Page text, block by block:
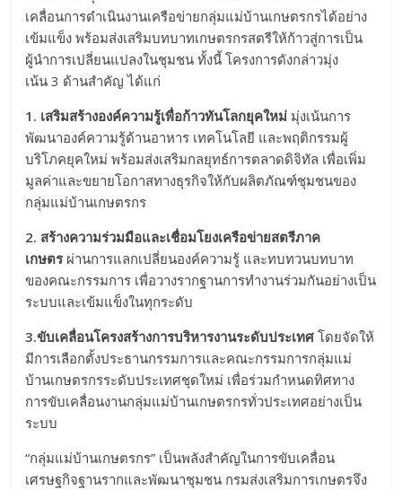
เคลื่อนการดำเนินงานเครือข่ายกลุ่มแม่บ้านเกษตรกรได้อย่าง
เข้มแข็ง พร้อมส่งเสริมบทบาทเกษตรกรสตรีให้ก้าวสู่การเป็น
ผู้นำการเปลี่ยนแปลงในชุมชน ทั้งนี้ โครงการดังกล่าวมุ่ง
เน้น 3 ด้านสำคัญ ได้แก่
1. เสริมสร้างองค์ความรู้เพื่อก้าวทันโลกยุคใหม่ มุ่งเน้นการ
พัฒนาองค์ความรู้ด้านอาหาร เทคโนโลยี และพฤติกรรมผู้
บริโภคยุคใหม่ พร้อมส่งเสริมกลยุทธ์การตลาดดิจิทัล เพื่อเพิ่ม
มูลค่าและขยายโอกาสทางธุรกิจให้กับผลิตภัณฑ์ชุมชนของ
กลุ่มแม่บ้านเกษตรกร
2. สร้างความร่วมมือและเชื่อมโยงเครือข่ายสตรีภาค
เกษตรผ่านการแลกเปลี่ยนองค์ความรู้ และทบทวนบทบาท
ของคณะกรรมการ เพื่อวางรากฐานการทำงานร่วมกันอย่างเป็น
ระบบและเข้มแข็งในทุกระดับ
3.ขับเคลื่อนโครงสร้างการบริหารงานระดับประเทศ โดยจัดให้
มีการเลือกตั้งประธานกรรมการและคณะกรรมการกลุ่มแม่
บ้านเกษตรกรระดับประเทศชุดใหม่ เพื่อร่วมกำหนดทิศทาง
การขับเคลื่อนงานกลุ่มแม่บ้านเกษตรกรทั่วประเทศอย่างเป็น
ระบบ
“กลุ่มแม่บ้านเกษตรกร” เป็นพลังสำคัญในการขับเคลื่อน
เศรษฐกิจฐานรากและพัฒนาชุมชน กรมส่งเสริมการเกษตรจึง